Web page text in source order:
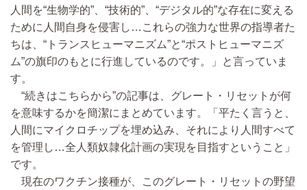
人間を“生物学的”、“技術的”、“デジタル的”な存在に変える
ために人間自身を侵害し…これらの強力な世界の指導者た
ちは、“トランスヒューマニズム”と“ポストヒューマニズ
ム”の旗印のもとに行進しているのです。」と言っていま
す。
“続きはこちらから”の記事は、グレート・リセットが何
を意味するかを簡潔にまとめています。「平たく言うと、
人間にマイクロチップを埋め込み、それにより人間すべて
を管理し…全人類奴隷化計画の実現を目指すということ」
です。
現在のワクチン接種が、このグレート・リセットの野望